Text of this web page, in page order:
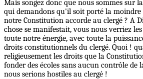
Mais songez donc que nous sommes sur
qui demandons qu'il soit porté la
notre Constitution accorde au clergé ? A
chose se manifestait, vous nous verriez
toute notre énergie, avec toute la
droits constitutionnels du clergé. Quoi !
religieusement les droits que la
fonder des écoles sans aucun contrôle
nous serions hostiles au clergé !